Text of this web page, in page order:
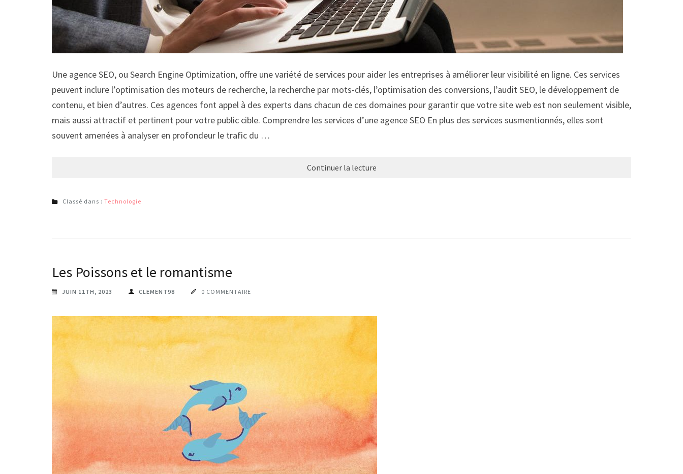
Une agence SEO, ou Search Engine Optimization, offre une variété de services pour aider les entreprises à améliorer leur visibilité en ligne. Ces services
peuvent inclure l’optimisation des moteurs de recherche, la recherche par mots-clés, l’optimisation des conversions, l’audit SEO, le développement de
contenu, et bien d’autres. Ces agences font appel à des experts dans chacun de ces domaines pour garantir que votre site web est non seulement visible,
mais aussi attractif et pertinent pour votre public cible. Comprendre les services d’une agence SEO En plus des services susmentionnés, elles sont
souvent amenées à analyser en profondeur le trafic du …
Continuer la lecture
Classé dans : Technologie
Les Poissons et le romantisme
JUIN 11TH, 2023 CLEMENT98 0 COMMENTAIRE